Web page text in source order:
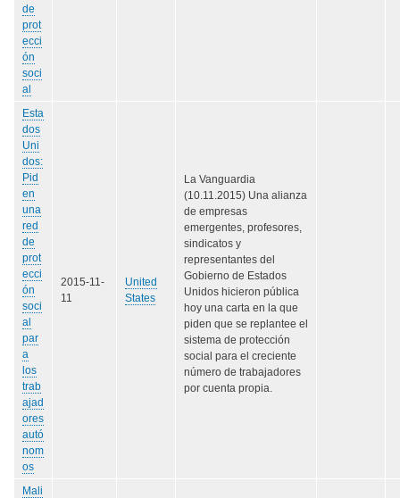
de
prot
ecci
ón
soci
al
Esta
dos
Uni
dos:
Pid
en
una
red
de
prot
ecci
ón
soci
al
par
a
los
trab
ajad
ores
autó
nom
os
2015-11-
11
United
States
La Vanguardia
(10.11.2015) Una alianza
de empresas
emergentes, profesores,
sindicatos y
representantes del
Gobierno de Estados
Unidos hicieron pública
hoy una carta en la que
piden que se replantee el
sistema de protección
social para el creciente
número de trabajadores
por cuenta propia.
Mali